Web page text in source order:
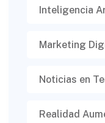
Inteligencia
Marketing
Noticias en
Realidad